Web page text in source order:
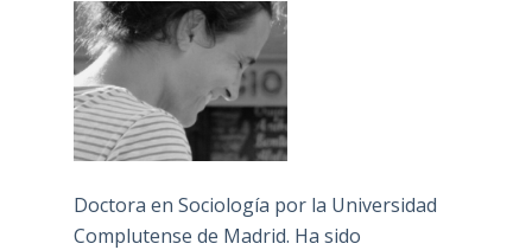
Doctora en Sociología por la Universidad
Complutense de Madrid. Ha sido